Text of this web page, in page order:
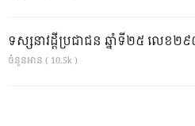
ទស្សនាវដ្ដីប្រជាជន ឆ្នាំទី២៥ លេខ២
ចំនួនអាន ( 10.5k )